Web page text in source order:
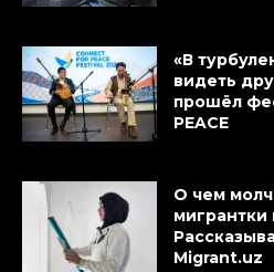
«В
видеть
прошёл
PEACE
О чем
мигрантки
Migrant.uz